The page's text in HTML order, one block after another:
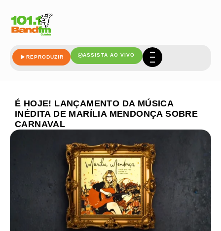
REPRODUZIR ASSISTA AO VIVO
É HOJE! LANÇAMENTO DA MÚSICA
INÉDITA DE MARÍLIA MENDONÇA SOBRE
CARNAVAL